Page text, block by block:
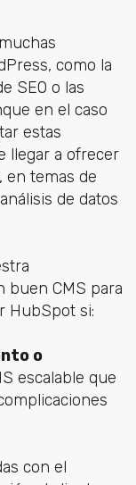
como la
SEO o las
en el caso
estas
llegar a ofrecer
en temas de
de datos
buen CMS para
HubSpot si:
o
escalable que
con el